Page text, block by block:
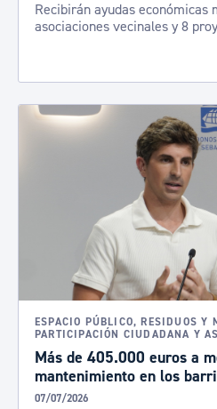
Recibirán ayudas económicas
asociaciones vecinales y 8
ESPACIO PÚBLICO, RESIDUOS Y
PARTICIPACIÓN CIUDADANA Y
Más de 405.000 euros a
mantenimiento en los
07/07/2026